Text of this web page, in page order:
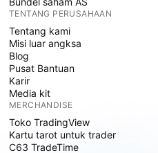
TENTANG PERUSAHAAN
Tentang kami
Misi luar angksa
Blog
Pusat Bantuan
Karir
Media kit
MERCHANDISE
Toko TradingView
Kartu tarot untuk trader
C63 TradeTime